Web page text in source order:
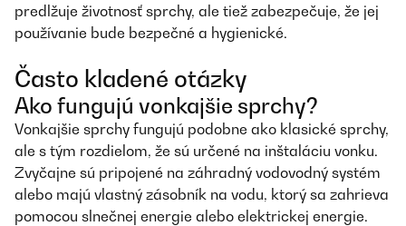
predlžuje životnosť sprchy, ale tiež zabezpečuje, že jej
používanie bude bezpečné a hygienické.
Často kladené otázky
Ako fungujú vonkajšie sprchy?
Vonkajšie sprchy fungujú podobne ako klasické sprchy,
ale s tým rozdielom, že sú určené na inštaláciu vonku.
Zvyčajne sú pripojené na záhradný vodovodný systém
alebo majú vlastný zásobník na vodu, ktorý sa zahrieva
pomocou slnečnej energie alebo elektrickej energie.